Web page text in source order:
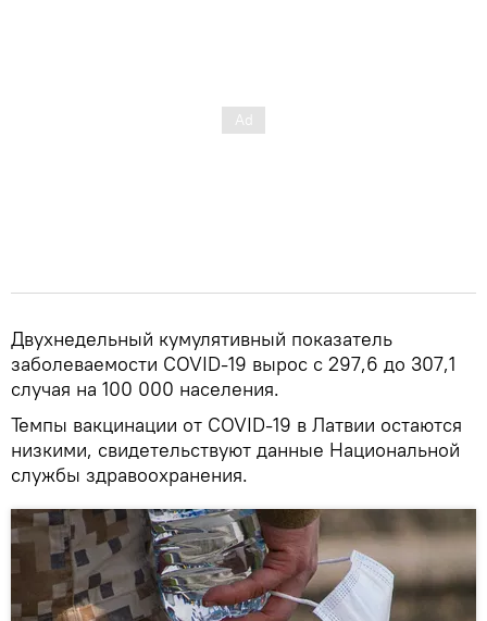
Двухнедельный кумулятивный показатель
заболеваемости COVID-19 вырос с 297,6 до 307,1
случая на 100 000 населения.
Темпы вакцинации от COVID-19 в Латвии остаются
низкими, свидетельствуют данные Национальной
службы здравоохранения.